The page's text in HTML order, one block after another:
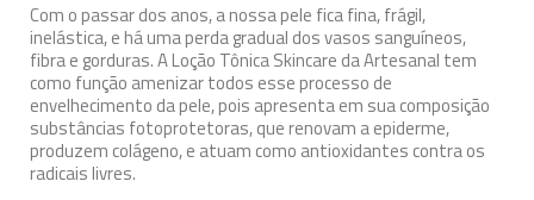
Com o passar dos anos, a nossa pele fica fina, frágil,
inelástica, e há uma perda gradual dos vasos sanguíneos,
fibra e gorduras. A Loção Tônica Skincare da Artesanal tem
como função amenizar todos esse processo de
envelhecimento da pele, pois apresenta em sua composição
substâncias fotoprotetoras, que renovam a epiderme,
produzem colágeno, e atuam como antioxidantes contra os
radicais livres.